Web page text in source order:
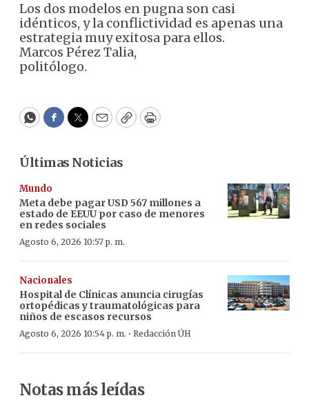
Los dos modelos en pugna son casi
idénticos, y la conflictividad es apenas una
estrategia muy exitosa para ellos.
Marcos Pérez Talia,
politólogo.
WhatsApp
Facebook
Twitter
EmailCopyPrint
Últimas Noticias
Mundo
Meta debe pagar USD 567 millones a
estado de EEUU por caso de menores
en redes sociales
Agosto 6, 2026 10:57 p. m.
Nacionales
Hospital de Clínicas anuncia cirugías
ortopédicas y traumatológicas para
niños de escasos recursos
Agosto 6, 2026 10:54 p. m. · Redacción ÚH
Notas más leídas